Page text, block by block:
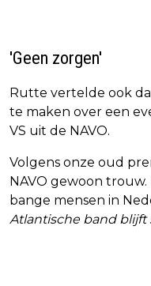
'Geen zorgen'
Rutte vertelde ook
te maken over een
VS uit de NAVO.
Volgens onze oud
NAVO gewoon
bange mensen in
Atlantische band blijft